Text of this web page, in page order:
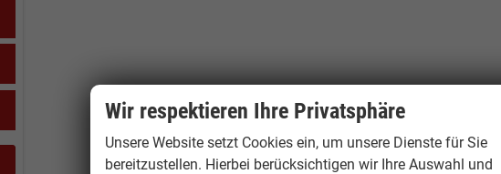
Wir respektieren Ihre Privatsphäre
Unsere Website setzt Cookies ein, um unsere Dienste für Sie
bereitzustellen. Hierbei berücksichtigen wir Ihre Auswahl und